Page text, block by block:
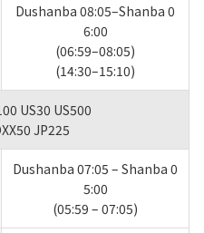
Dushanba 08:05–Shanba 0
6:00
(06:59–08:05)
(14:30–15:10)
US30 US500
JP225
Dushanba 07:05 – Shanba 0
5:00
(05:59 – 07:05)